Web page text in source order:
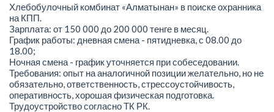
Хлебобулочный комбинат «Алматынан» в поиске охранника
на КПП.
Зарплата: от 150 000 до 200 000 тенге в месяц.
График работы: дневная смена - пятидневка, с 08.00 до
18.00;
Ночная смена - график уточняется при собеседовании.
Требования: опыт на аналогичной позиции желательно, но не
обязательно, ответственность, стрессоустойчивость,
оперативность, хорошая физическая подготовка.
Трудоустройство согласно ТК РК.